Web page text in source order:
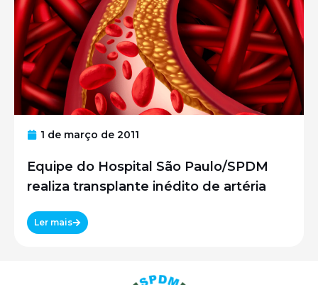
1 de março de 2011
Equipe do Hospital São Paulo/SPDM
realiza transplante inédito de artéria
Ler mais